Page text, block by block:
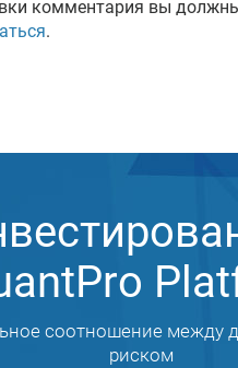
комментария вы
.
соотношение между
риском